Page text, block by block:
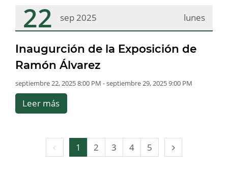
lunes
22 sep 2025
Inaugurción de la Exposición de
Ramón Álvarez
septiembre 22, 2025 8:00 PM - septiembre 29, 2025 9:00 PM
Leer más
Página
anterior
1 2 3 4 5
Página
siguiente